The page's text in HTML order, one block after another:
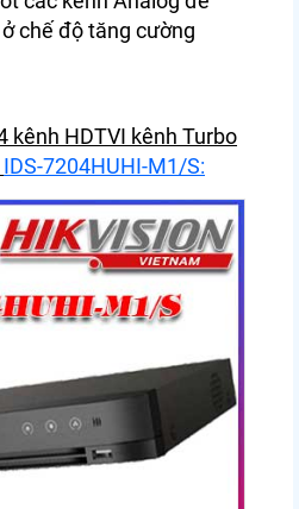
chế độ tăng cường
kênh HDTVI kênh Turbo
IDS-7204HUHI-M1/S: